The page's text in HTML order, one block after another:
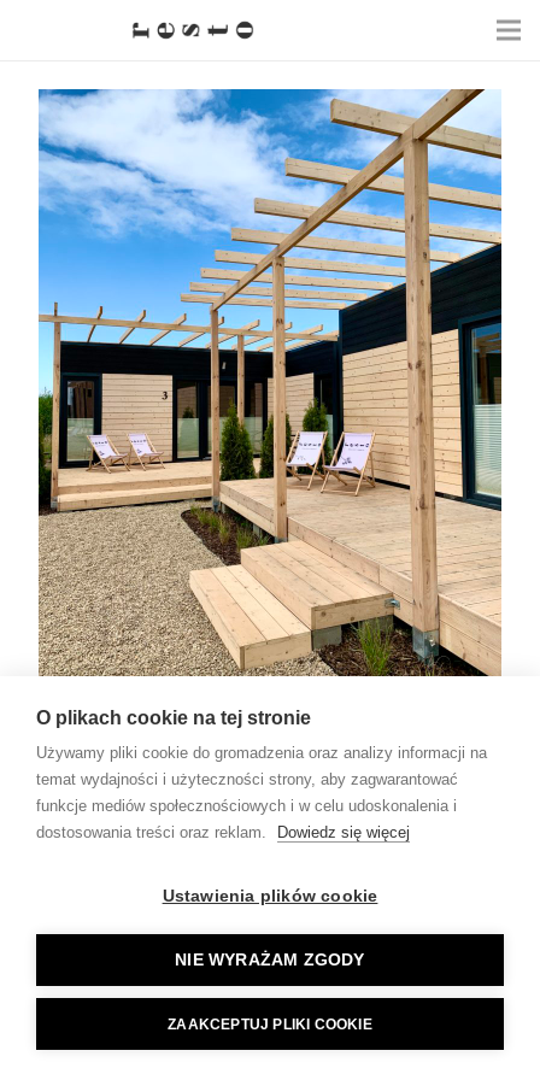
Poznaj nas
O plikach cookie na tej stronie
Używamy pliki cookie do gromadzenia oraz analizy informacji na
temat wydajności i użyteczności strony, aby zagwarantować
funkcje mediów społecznościowych i w celu udoskonalenia i
dostosowania treści oraz reklam.
Dowiedz się więcej
Ustawienia plików cookie
NIE WYRAŻAM ZGODY
ZAAKCEPTUJ PLIKI COOKIE